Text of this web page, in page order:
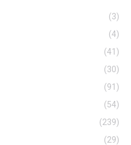
(3)
(4)
(41)
(30)
(91)
(54)
(239)
(29)